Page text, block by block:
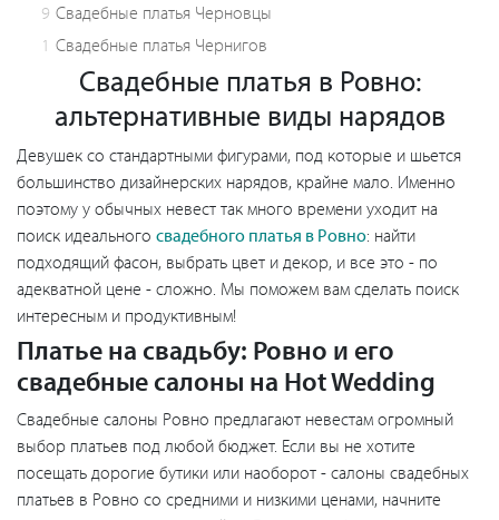
9 Свадебные платья Черновцы
1 Свадебные платья Чернигов
Свадебные платья в Ровно:
альтернативные виды нарядов
Девушек со стандартными фигурами, под которые и шьется
большинство дизайнерских нарядов, крайне мало. Именно
поэтому у обычных невест так много времени уходит на
поиск идеального свадебного платья в Ровно: найти
подходящий фасон, выбрать цвет и декор, и все это - по
адекватной цене - сложно. Мы поможем вам сделать поиск
интересным и продуктивным!
Платье на свадьбу: Ровно и его
свадебные салоны на Hot Wedding
Свадебные салоны Ровно предлагают невестам огромный
выбор платьев под любой бюджет. Если вы не хотите
посещать дорогие бутики или наоборот - салоны свадебных
платьев в Ровно со средними и низкими ценами, начните